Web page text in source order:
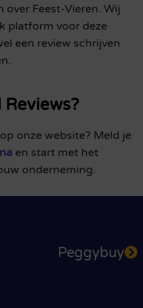
over Feest-Vieren. Wij
platform voor deze
een review schrijven
onze website? Meld je
en start met het
onderneming.
Peggybuy